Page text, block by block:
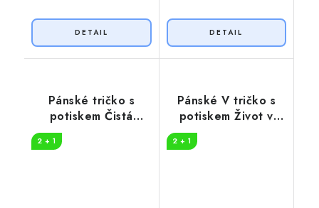
Pánské tričko s
potiskem Čistá
záležitost hory
2 + 1
Pánské V tričko s
potiskem Život v
2 + 1